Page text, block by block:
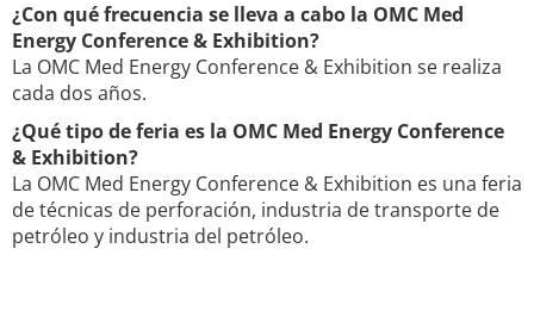
¿Con qué frecuencia se lleva a cabo la OMC Med
Energy Conference & Exhibition?
La OMC Med Energy Conference & Exhibition se realiza
cada dos años.
¿Qué tipo de feria es la OMC Med Energy Conference
& Exhibition?
La OMC Med Energy Conference & Exhibition es una feria
de técnicas de perforación, industria de transporte de
petróleo y industria del petróleo.